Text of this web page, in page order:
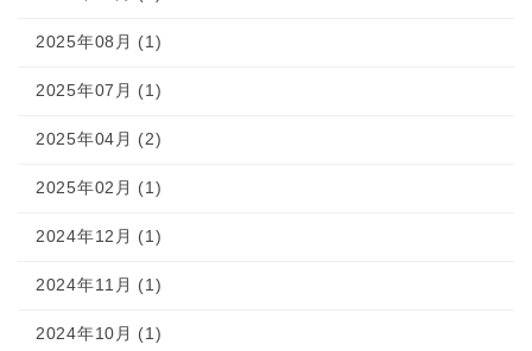
2025年08月 (1)
2025年07月 (1)
2025年04月 (2)
2025年02月 (1)
2024年12月 (1)
2024年11月 (1)
2024年10月 (1)